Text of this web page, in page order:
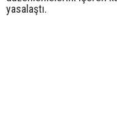
yasalaştı.